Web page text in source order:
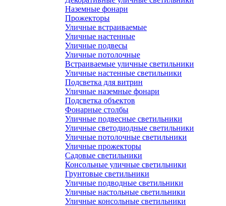
Наземные фонари
Прожекторы
Уличные встраиваемые
Уличные настенные
Уличные подвесы
Уличные потолочные
Встраиваемые уличные светильники
Уличные настенные светильники
Подсветка для витрин
Уличные наземные фонари
Подсветка объектов
Фонарные столбы
Уличные подвесные светильники
Уличные светодиодные светильники
Уличные потолочные светильники
Уличные прожекторы
Садовые светильники
Консольные уличные светильники
Грунтовые светильники
Уличные подводные светильники
Уличные настольные светильники
Уличные консольные светильники